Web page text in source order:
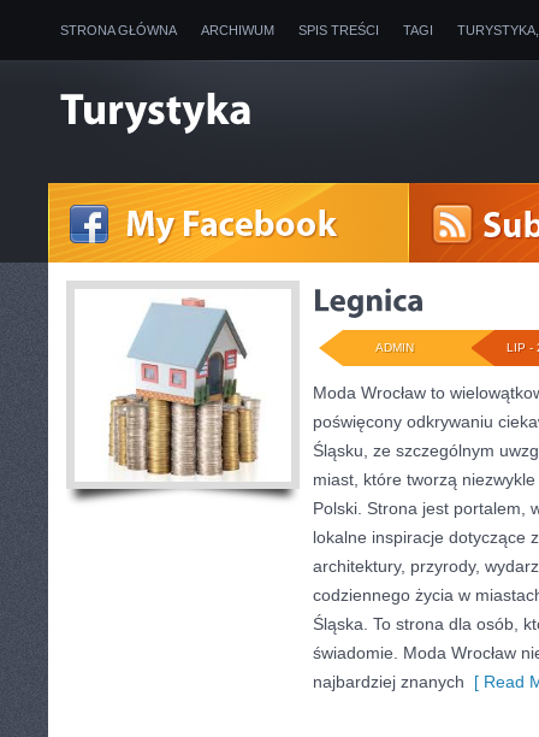
STRONA GŁÓWNA ARCHIWUM SPIS TREŚCI TAGI
LIP -
ADMIN
Moda Wrocław to
poświęcony odkrywaniu
Śląsku, ze szczególnym
miast, które tworzą
Polski. Strona jest portalem,
lokalne inspiracje dotyczące
architektury, przyrody,
codziennego życia w
Śląska. To strona dla osób,
świadomie. Moda Wrocław
najbardziej znanych [ Read